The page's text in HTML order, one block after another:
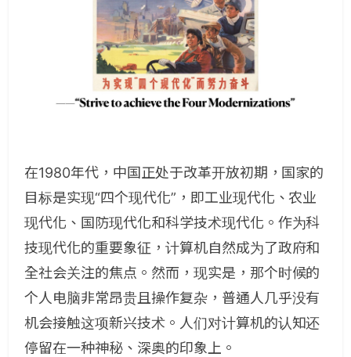
在1980年代，中国正处于改革开放初期，国家的
目标是实现“四个现代化”，即工业现代化、农业
现代化、国防现代化和科学技术现代化。作为科
技现代化的重要象征，计算机自然成为了政府和
全社会关注的焦点。然而，现实是，那个时候的
个人电脑非常昂贵且操作复杂，普通人几乎没有
机会接触这项新兴技术。人们对计算机的认知还
停留在一种神秘、深奥的印象上。